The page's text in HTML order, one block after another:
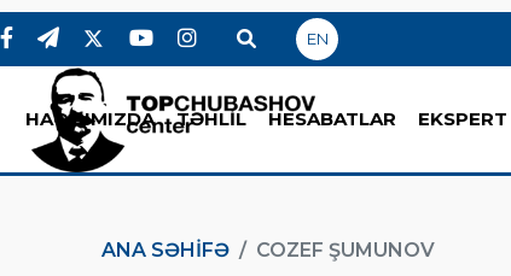
EN
HAQQIMIZDA TƏHLİL HESABATLAR
ANA SƏHIFƏ COZEF ŞUMUNOV